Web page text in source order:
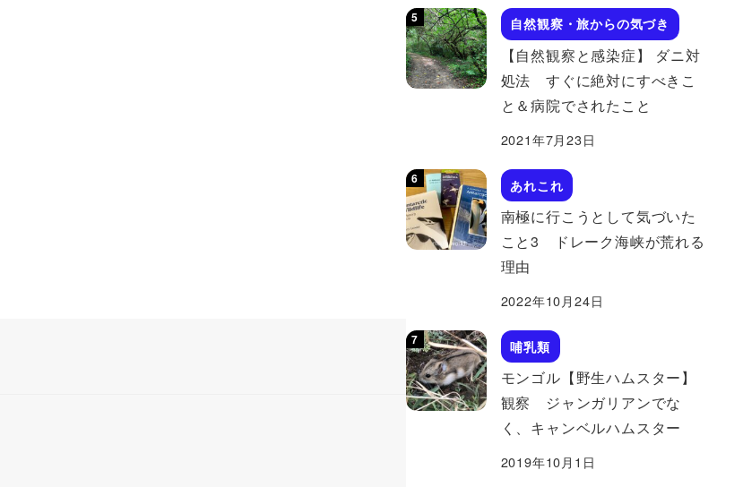
自然観察・旅からの気づき
【自然観察と感染症】 ダニ対
処法 すぐに絶対にすべきこ
と＆病院でされたこと
2021年7月23日
あれこれ
南極に行こうとして気づいた
こと3 ドレーク海峡が荒れる
理由
2022年10月24日
哺乳類
モンゴル【野生ハムスター】
観察 ジャンガリアンでな
く、キャンベルハムスター
2019年10月1日